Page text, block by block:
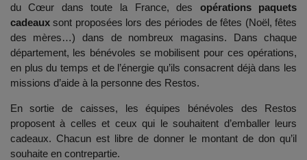
du Cœur dans toute la France, des opérations paquets
cadeauxsont proposées lors des périodes de fêtes (Noël, fêtes
des mères…) dans de nombreux magasins. Dans chaque
département, les bénévoles se mobilisent pour ces opérations,
en plus du temps et de l’énergie qu’ils consacrent déjà dans les
missions d’aide à la personne des Restos.
En sortie de caisses, les équipes bénévoles des Restos
proposent à celles et ceux qui le souhaitent d’emballer leurs
cadeaux. Chacun est libre de donner le montant de don qu’il
souhaite en contrepartie.